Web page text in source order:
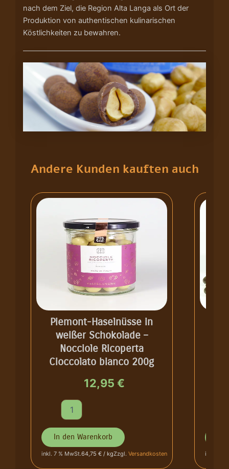
nach dem Ziel, die Region Alta Langa als Ort der
Produktion von authentischen kulinarischen
Köstlichkeiten zu bewahren.
Andere Kunden kauften auch
Piemont-Haselnüsse in
weißer Schokolade –
Nocciole Ricoperta
Cioccolato bianco 200g
12,95 €
m
o
n
In den Warenkorb
inkl. 7 % MwSt.64,75 € / kgZzgl. Versandkosten
-
ainkl. 7 %